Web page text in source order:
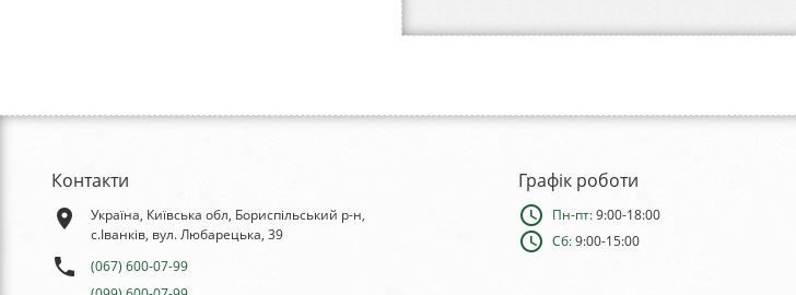
Контакти
place
Україна, Київська обл, Бориспільський р-н,
с.Іванків, вул. Любарецька, 39
phone
(067) 600-07-99
Графік роботи
schedule Пн-пт: 9:00-18:00
schedule Сб: 9:00-15:00